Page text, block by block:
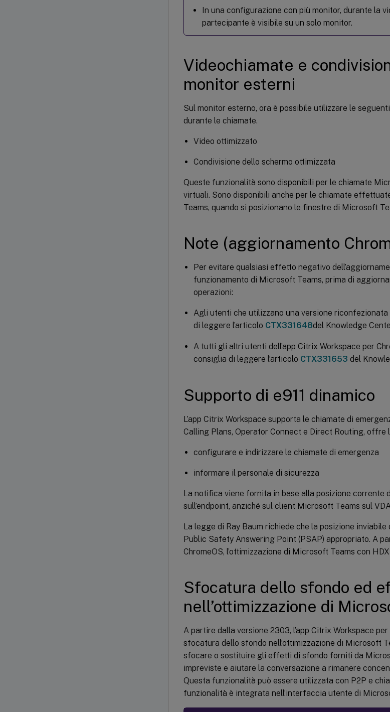
In una configurazione con più monitor, durante la
partecipante è visibile su un solo monitor.
Videochiamate e
monitor esterni
Sul monitor esterno, ora è possibile utilizzare le
durante le chiamate.
Video ottimizzato
Condivisione dello schermo ottimizzata
Queste funzionalità sono disponibili per le chiamate
virtuali. Sono disponibili anche per le chiamate
Teams, quando si posizionano le finestre di Microsoft
Note (aggiornamento
Per evitare qualsiasi effetto negativo
funzionamento di Microsoft Teams, prima di
operazioni:
Agli utenti che utilizzano una versione riconfezionata
di leggere l’articolo CTX331648del Knowledge
A tutti gli altri utenti dell’app Citrix Workspace per
consiglia di leggere l’articolo CTX331653 del
Supporto di e911 dinamico
L’app Citrix Workspace supporta le chiamate di
Calling Plans, Operator Connect e Direct Routing, offre
configurare e indirizzare le chiamate di emergenza
informare il personale di sicurezza
La notifica viene fornita in base alla posizione corrente
sull’endpoint, anziché sul client Microsoft Teams sul
La legge di Ray Baum richiede che la posizione inviabile
Public Safety Answering Point (PSAP) appropriato. A
ChromeOS, l’ottimizzazione di Microsoft Teams con
Sfocatura dello sfondo ed
nell’ottimizzazione di
A partire dalla versione 2303, l’app Citrix Workspace
sfocatura dello sfondo nell’ottimizzazione di Microsoft
sfocare o sostituire gli effetti di sfondo forniti da
impreviste e aiutare la conversazione a rimanere
Questa funzionalità può essere utilizzata con P2P e
funzionalità è integrata nell’interfaccia utente di